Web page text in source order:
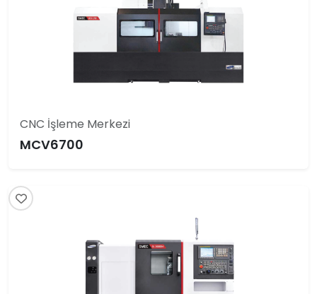
CNC İşleme Merkezi
MCV6700